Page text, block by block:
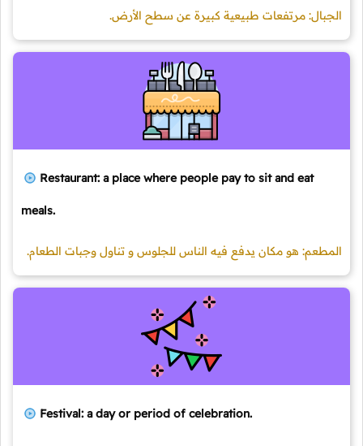
الجبال: مرتفعات طبيعية كبيرة عن سطح الأرض.
Restaurant: a place where people pay to sit and eat
meals.
المطعم: هو مكان يدفع فيه الناس للجلوس و تناول وجبات الطعام.
Festival: a day or period of celebration.